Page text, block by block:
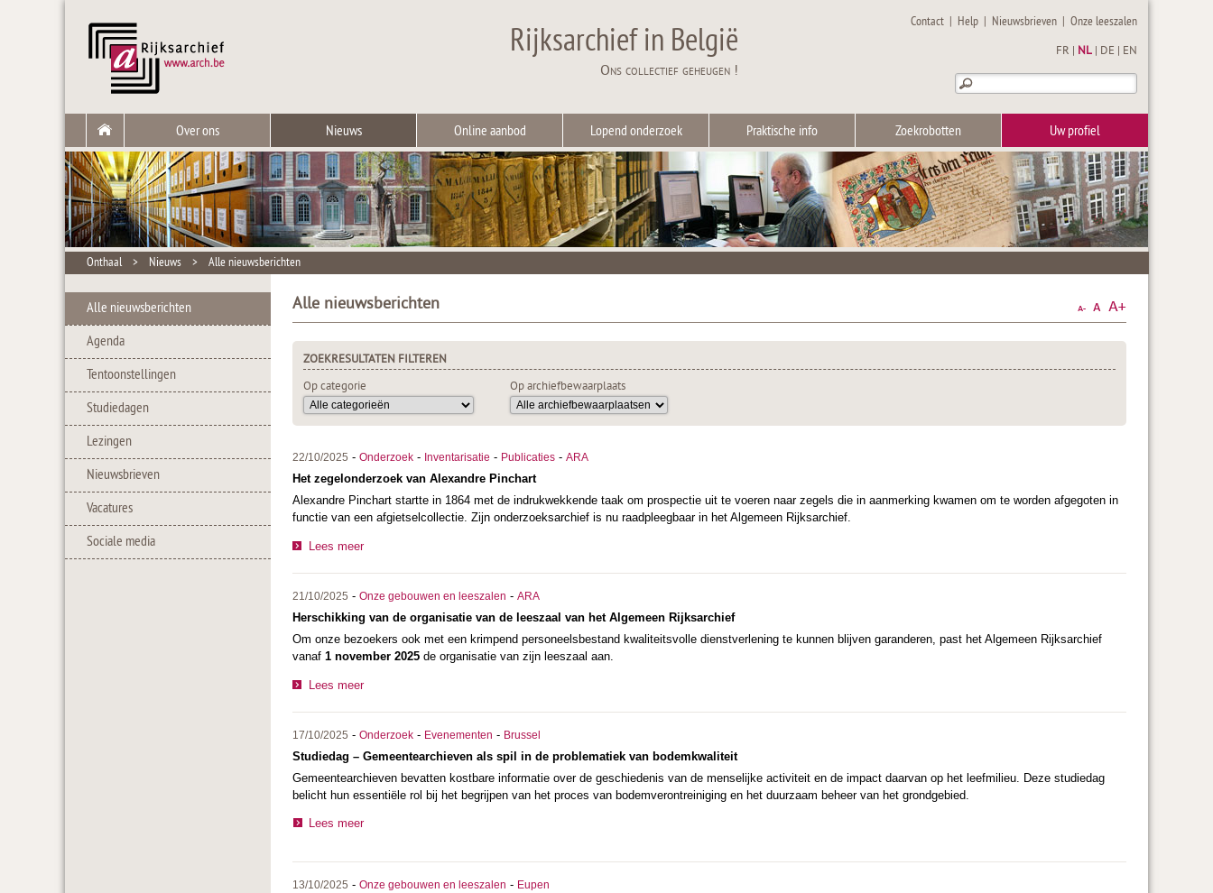
Rijksarchief in België
Ons collectief geheugen !
Contact | Help | Nieuwsbrieven |Onze leeszalen
FR NL DE EN
Over ons Nieuws Online aanbod Lopend onderzoek Praktische info Zoekrobotten Uw profiel
Onthaal > Nieuws > Alle nieuwsberichten
Alle nieuwsberichten
Agenda
Tentoonstellingen
Studiedagen
Lezingen
Nieuwsbrieven
Vacatures
Sociale media
Alle nieuwsberichten
ZOEKRESULTATEN FILTEREN
Op categorie
Op archiefbewaarplaats
22/10/2025 - Onderzoek - Inventarisatie - Publicaties - ARA
Het zegelonderzoek van Alexandre Pinchart
Alexandre Pinchart startte in 1864 met de indrukwekkende taak om prospectie uit te voeren naar zegels die in aanmerking kwamen om te worden afgegoten in
functie van een afgietselcollectie. Zijn onderzoeksarchief is nu raadpleegbaar in het Algemeen Rijksarchief.
Lees meer
21/10/2025 - Onze gebouwen en leeszalen - ARA
Herschikking van de organisatie van de leeszaal van het Algemeen Rijksarchief
Om onze bezoekers ook met een krimpend personeelsbestand kwaliteitsvolle dienstverlening te kunnen blijven garanderen, past het Algemeen Rijksarchief
vanaf 1 november 2025 de organisatie van zijn leeszaal aan.
Lees meer
17/10/2025 - Onderzoek - Evenementen - Brussel
Studiedag – Gemeentearchieven als spil in de problematiek van bodemkwaliteit
Gemeentearchieven bevatten kostbare informatie over de geschiedenis van de menselijke activiteit en de impact daarvan op het leefmilieu. Deze studiedag
belicht hun essentiële rol bij het begrijpen van het proces van bodemverontreiniging en het duurzaam beheer van het grondgebied.
Lees meer
13/10/2025 - Onze gebouwen en leeszalen - Eupen